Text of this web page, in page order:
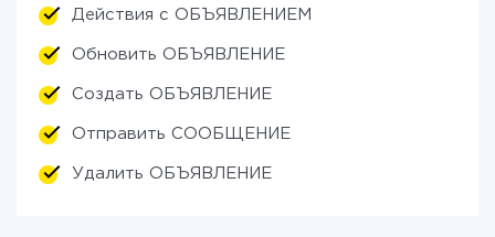
Действия с ОБЪЯВЛЕНИЕМ
Обновить ОБЪЯВЛЕНИЕ
Создать ОБЪЯВЛЕНИЕ
Отправить СООБЩЕНИЕ
Удалить ОБЪЯВЛЕНИЕ